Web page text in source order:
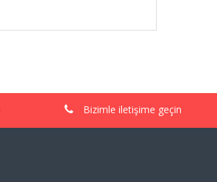
Bizimle iletişime geçin